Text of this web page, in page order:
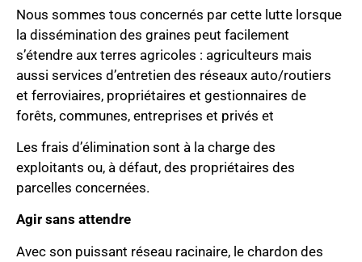
Nous sommes tous concernés par cette lutte lorsque
la dissémination des graines peut facilement
s’étendre aux terres agricoles : agriculteurs mais
aussi services d’entretien des réseaux auto/routiers
et ferroviaires, propriétaires et gestionnaires de
forêts, communes, entreprises et privés et
Les frais d’élimination sont à la charge des
exploitants ou, à défaut, des propriétaires des
parcelles concernées.
Agir sans attendre
Avec son puissant réseau racinaire, le chardon des